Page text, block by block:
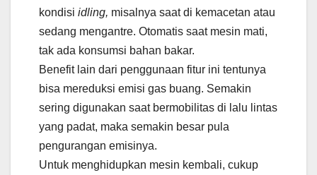
kondisi idling, misalnya saat di kemacetan atau
sedang mengantre. Otomatis saat mesin mati,
tak ada konsumsi bahan bakar.
Benefit lain dari penggunaan fitur ini tentunya
bisa mereduksi emisi gas buang. Semakin
sering digunakan saat bermobilitas di lalu lintas
yang padat, maka semakin besar pula
pengurangan emisinya.
Untuk menghidupkan mesin kembali, cukup